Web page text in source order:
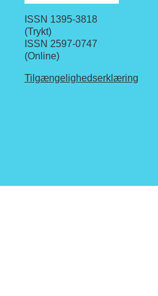
ISSN 1395-3818
(Trykt)
ISSN 2597-0747
(Online)
Tilgængelighedserklæring